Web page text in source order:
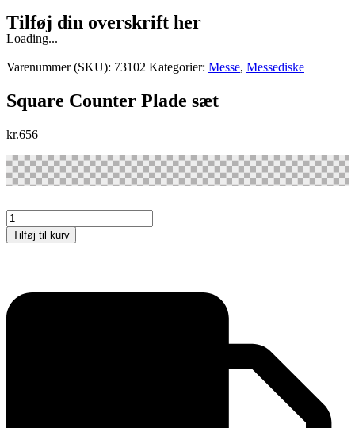
Tilføj din overskrift her
Loading...
Varenummer (SKU): 73102 Kategorier: Messe, Messediske
Square Counter Plade sæt
kr.656
Square
Counter
Plade
Tilføj til kurv